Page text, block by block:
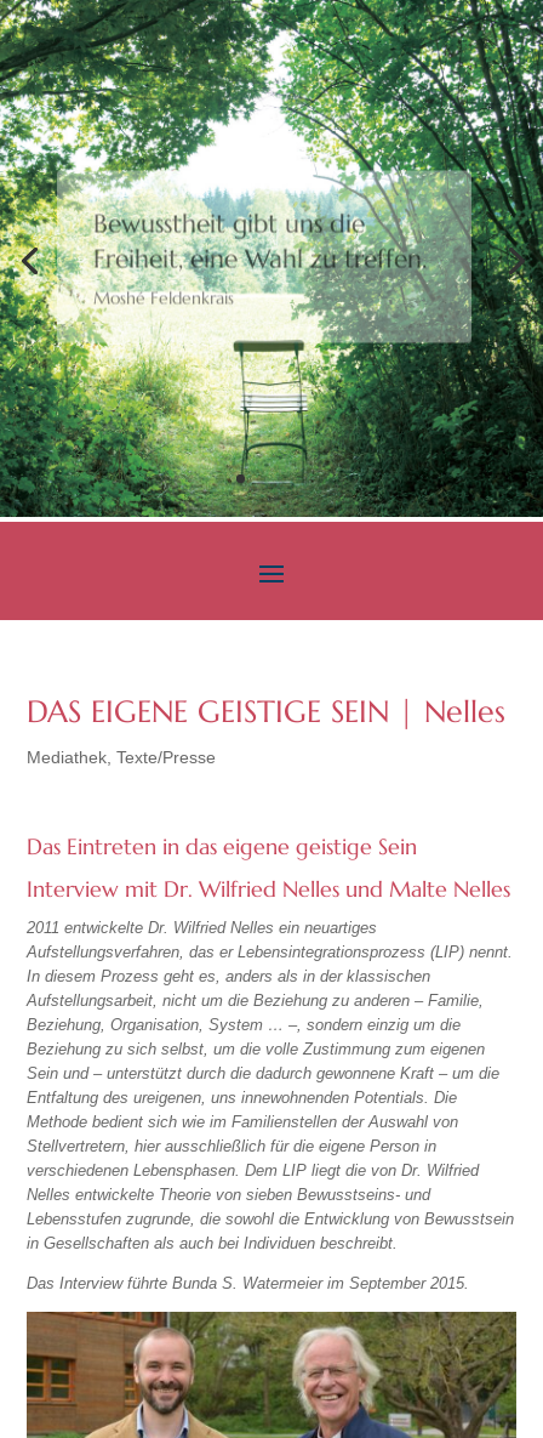
Bewusstheit gibt uns die
Freiheit,eine Wahl zu treffen.
Moshé Feldenkrais
DAS EIGENE GEISTIGE SEIN | Nelles
Mediathek ,Texte/Presse
Das Eintreten in das eigene geistige Sein
Interview mit Dr. Wilfried Nelles und Malte Nelles
2011 entwickelte Dr. Wilfried Nelles ein neuartiges
Aufstellungsverfahren, das er Lebensintegrationsprozess (LIP) nennt.
In diesem Prozess geht es, anders als in der klassischen
Aufstellungsarbeit, nicht um die Beziehung zu anderen – Familie,
Beziehung, Organisation, System … –, sondern einzig um die
Beziehung zu sich selbst, um die volle Zustimmung zum eigenen
Sein und – unterstützt durch die dadurch gewonnene Kraft – um die
Entfaltung des ureigenen, uns innewohnenden Potentials. Die
Methode bedient sich wie im Familienstellen der Auswahl von
Stellvertretern, hier ausschließlich für die eigene Person in
verschiedenen Lebensphasen. Dem LIP liegt die von Dr. Wilfried
Nelles entwickelte Theorie von sieben Bewusstseins- und
Lebensstufen zugrunde, die sowohl die Entwicklung von Bewusstsein
in Gesellschaften als auch bei Individuen beschreibt.
Das Interview führte Bunda S. Watermeier im September 2015.